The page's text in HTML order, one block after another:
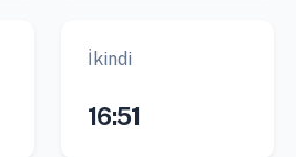
İkindi
16:51